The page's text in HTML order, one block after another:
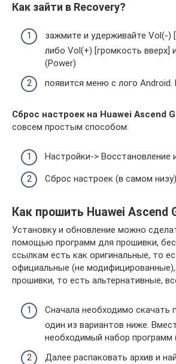
Как зайти в Recovery?
зажмите и удерживайте Vol(-)
либо Vol(+) [громкость вверх]
(Power)
появится меню с лого Android.
Сброс настроек на Huawei Ascend
совсем простым способом:
Настройки-> Восстановление
Сброс настроек (в самом низу)
Как прошить Huawei Ascend
Установку и обновление можно
помощью программ для прошивки,
ссылкам есть как оригинальные, то
официальные (не
прошивки, то есть альтернативные,
Сначала необходимо скачать
один из вариантов ниже.
необходимый набор программ
Далее распаковать архив и